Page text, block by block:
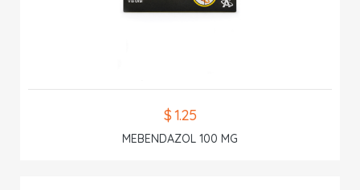
$ 1.25
MEBENDAZOL 100 MG